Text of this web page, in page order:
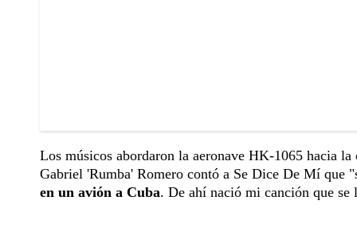
Los músicos abordaron la aeronave HK-1065 hacia
Gabriel 'Rumba' Romero contó a Se Dice De Mí
en un avión a Cuba. De ahí nació mi canción que se